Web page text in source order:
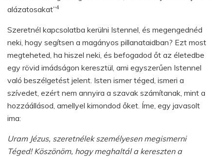
alázatosakat”4
Szeretnél kapcsolatba kerülni Istennel, és megengednéd
neki, hogy segítsen a magányos pillanataidban? Ezt most
megteheted, ha hiszel neki, és befogadod őt az életedbe
egy rövid imádságon keresztül, ami egyszerűen Istennel
való beszélgetést jelent. Isten ismer téged, ismeri a
szívedet, ezért nem annyira a szavak számítanak, mint a
hozzáállásod, amellyel kimondod őket. Íme, egy javasolt
ima:
Uram Jézus, szeretnélek személyesen megismerni
Téged! Köszönöm, hogy meghaltál a kereszten a